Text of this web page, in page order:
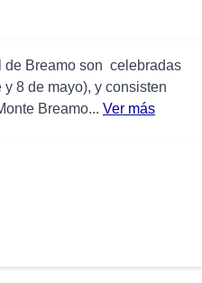
de Breamo son celebradas
8 de mayo), y consisten
Breamo... Ver más